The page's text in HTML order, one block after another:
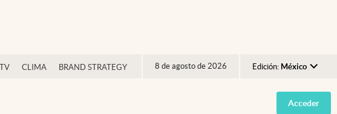
TV CLIMA BRAND STRATEGY 8 de agosto de 2026 Edición: México
Argentina
España
Acceder